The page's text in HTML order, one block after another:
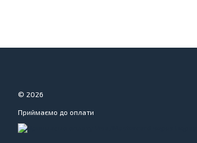
© 2026
Приймаємо до оплати